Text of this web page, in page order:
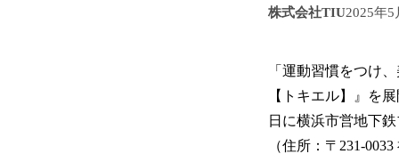
株式会社TIU2025年5
「運動習慣をつけ
【トキエル】』を
日に横浜市営地下
（住所：〒231-